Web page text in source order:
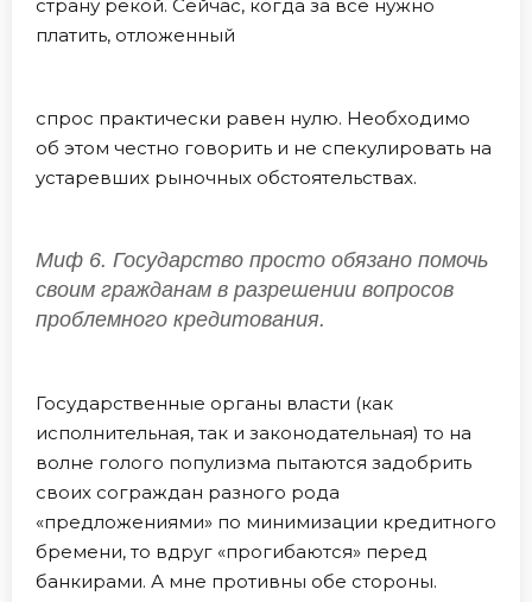
страну рекой. Сейчас, когда за всё нужно
платить, отложенный
спрос практически равен нулю. Необходимо
об этом честно говорить и не спекулировать на
устаревших рыночных обстоятельствах.
Миф 6. Государство просто обязано помочь
своим гражданам в разрешении вопросов
проблемного кредитования.
Государственные органы власти (как
исполнительная, так и законодательная) то на
волне голого популизма пытаются задобрить
своих сограждан разного рода
«предложениями» по минимизации кредитного
бремени, то вдруг «прогибаются» перед
банкирами. А мне противны обе стороны.